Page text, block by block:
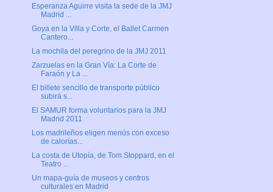
Esperanza Aguirre visita la sede de la JMJ
Madrid ...
Goya en la Villa y Corte, el Ballet Carmen
Cantero...
La mochila del peregrino de la JMJ 2011
Zarzuelas en la Gran Vía: La Corte de
Faraón y La ...
El billete sencillo de transporte público
subirá s...
El SAMUR forma voluntarios para la JMJ
Madrid 2011
Los madrileños eligen menús con exceso
de calorías...
La costa de Utopía, de Tom Stoppard, en el
Teatro ...
Un mapa-guía de museos y centros
culturales en Madrid